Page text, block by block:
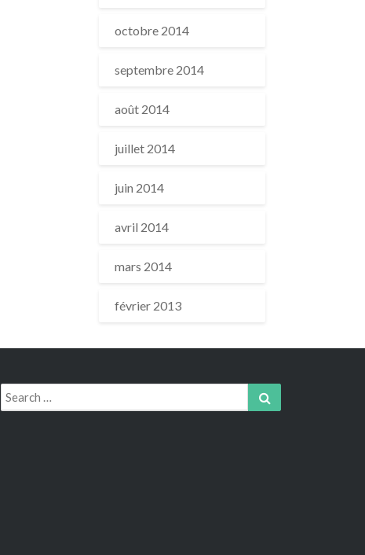
octobre 2014
septembre 2014
août 2014
juillet 2014
juin 2014
avril 2014
mars 2014
février 2013
Search
for: